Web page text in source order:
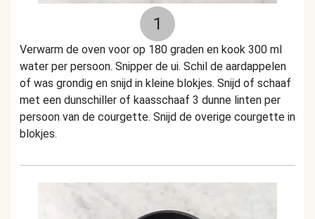
1
Verwarm de oven voor op 180 graden en kook 300 ml
water per persoon. Snipper de ui. Schil de aardappelen
of was grondig en snijd in kleine blokjes. Snijd of schaaf
met een dunschiller of kaasschaaf 3 dunne linten per
persoon van de courgette. Snijd de overige courgette in
blokjes.